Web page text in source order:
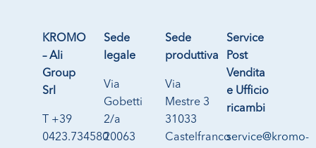
KROMO
– Ali
Group
Srl
T +39
0423.734580
Sede
legale
Via
Gobetti
2/a
20063
Sede
produttiva
Via
Mestre 3
31033
Castelfranco
Service
Post
Vendita
e Ufficio
ricambi
service@kromo-